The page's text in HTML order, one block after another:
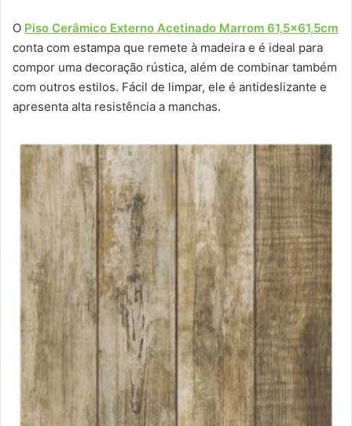
O Piso Cerâmico Externo Acetinado Marrom 61,5×61,5cm
conta com estampa que remete à madeira e é ideal para
compor uma decoração rústica, além de combinar também
com outros estilos. Fácil de limpar, ele é antideslizante e
apresenta alta resistência a manchas.